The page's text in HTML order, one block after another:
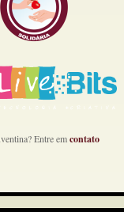
Entre emcontato